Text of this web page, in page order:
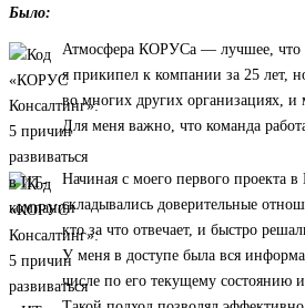
Было:
Атмосфера КОРУСа — лучшее, что
я прикипел к компании за 25 лет,
во многих других организациях, и
Для меня важно, что команда
Начиная с моего первого проекта
складывались доверительные
кто за что отвечает, и быстро
У меня в доступе была вся
числе по его текущему состоянию и